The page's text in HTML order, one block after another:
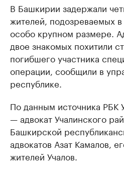
В Башкирии задержали
жителей, подозреваемых
особо крупном размере.
двое знакомых похитили
погибшего участника
операции, сообщили в
республике.
По данным источника РБК
— адвокат Учалинского
Башкирской
адвокатов Азат Камалов,
жителей Учалов.